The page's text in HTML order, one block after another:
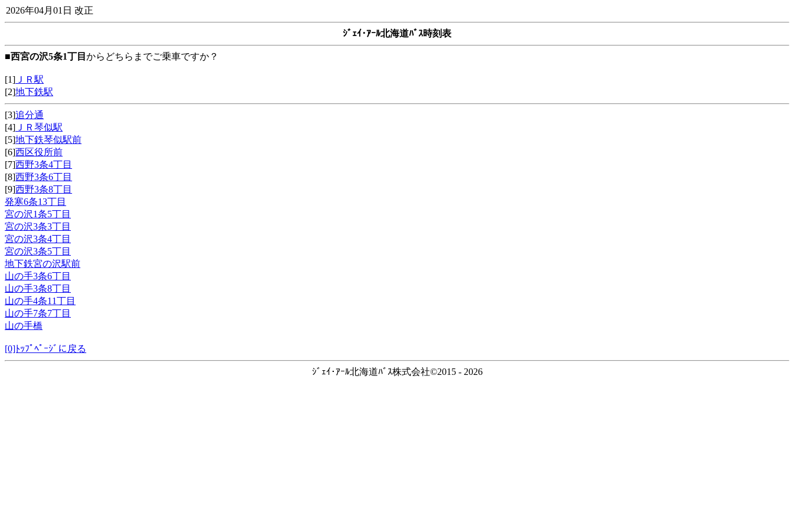
2026年04月01日 改正
ｼﾞｪｲ･ｱｰﾙ北海道ﾊﾞｽ時刻表
■西宮の沢5条1丁目 からどちらまでご乗車ですか？
[1] ＪＲ駅
[2]地下鉄駅
[3]追分通
[4] ＪＲ琴似駅
[5]地下鉄琴似駅前
[6]西区役所前
[7]西野3条4丁目
[8]西野3条6丁目
[9]西野3条8丁目
発寒6条13丁目
宮の沢1条5丁目
宮の沢3条3丁目
宮の沢3条4丁目
宮の沢3条5丁目
地下鉄宮の沢駅前
山の手3条6丁目
山の手3条8丁目
山の手4条11丁目
山の手7条7丁目
山の手橋
[0]ﾄｯﾌﾟﾍﾟｰｼﾞに戻る
ｼﾞｪｲ･ｱｰﾙ北海道ﾊﾞｽ株式会社©2015 - 2026